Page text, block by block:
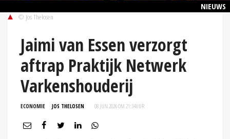
NIEUWS
© Jos Thelosen
Jaimi van Essen verzorgt
aftrap Praktijk Netwerk
Varkenshouderij
ECONOMIE JOS THELOSEN 08 JUN 2026 OM 21:34UUR